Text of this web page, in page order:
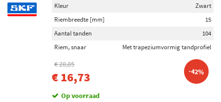
Kleur
Zwart
Riembreedte [mm]
15
Aantal tanden
104
Riem, snaar
Met trapeziumvormig tandprofiel
€ 28,85
€ 16,73 -42%
Op voorraad